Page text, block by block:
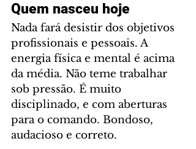
Quem nasceu hoje
Nada fará desistir dos objetivos
profissionais e pessoais. A
energia física e mental é acima
da média. Não teme trabalhar
sob pressão. É muito
disciplinado, e com aberturas
para o comando. Bondoso,
audacioso e correto.